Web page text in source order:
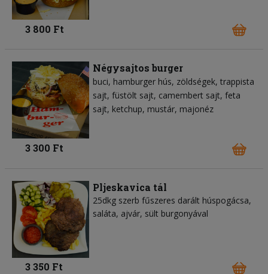
3 800 Ft
Négysajtos burger
buci hamburger hús zöldségek trappista
sajt füstölt sajt camembert sajt feta
sajt ketchup mustár majonéz
3 300 Ft
Pljeskavica tál
25dkg szerb fűszeres darált húspogácsa,
saláta, ajvár, sült burgonyával
3 350 Ft